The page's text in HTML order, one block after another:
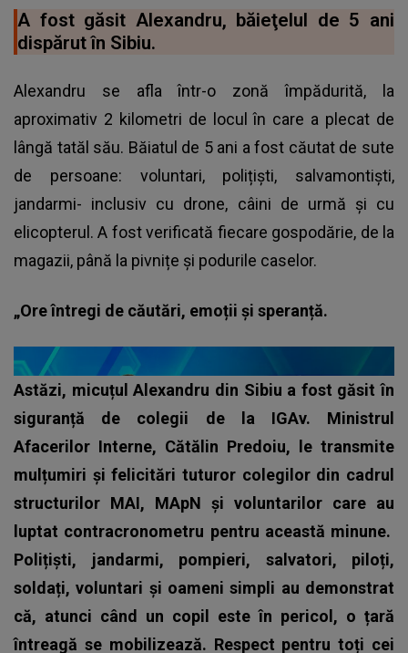
A fost găsit Alexandru, băieţelul de 5 ani
dispărut în Sibiu.
Alexandru se afla într-o zonă împădurită, la
aproximativ 2 kilometri de locul în care a plecat de
lângă tatăl său. Băiatul de 5 ani a fost căutat de sute
de persoane: voluntari, polițiști, salvamontiști,
jandarmi- inclusiv cu drone, câini de urmă și cu
elicopterul. A fost verificată fiecare gospodărie, de la
magazii, până la pivnițe și podurile caselor.
„Ore întregi de căutări, emoții și speranță.
Astăzi, micuțul Alexandru din Sibiu a fost găsit în
siguranță de colegii de la IGAv. Ministrul
Afacerilor Interne, Cătălin Predoiu, le transmite
mulțumiri și felicitări tuturor colegilor din cadrul
structurilor MAI, MApN și voluntarilor care au
luptat contracronometru pentru această minune.
Polițiști, jandarmi, pompieri, salvatori, piloți,
soldați, voluntari și oameni simpli au demonstrat
că, atunci când un copil este în pericol, o țară
întreagă se mobilizează. Respect pentru toți cei